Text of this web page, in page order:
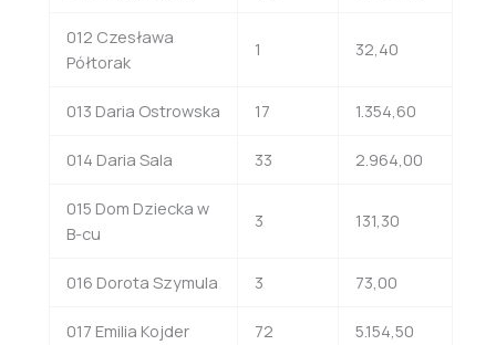
012 Czesława
Półtorak
1 32,40
013 Daria Ostrowska 17 1.354,60
014 Daria Sala 33 2.964,00
015 Dom Dziecka w
B-cu
3 131,30
016 Dorota Szymula 3 73,00
017 Emilia Kojder 72 5.154,50